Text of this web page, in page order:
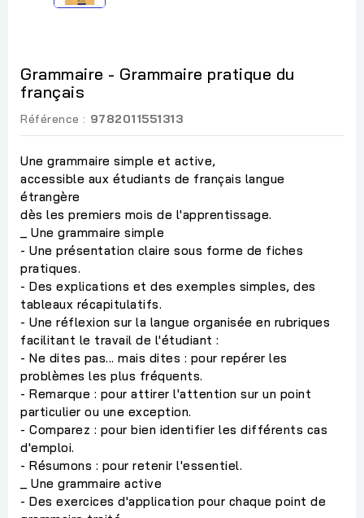
Grammaire - Grammaire pratique du
français
Référence : 9782011551313
Une grammaire simple et active,
accessible aux étudiants de français langue
étrangère
dès les premiers mois de l'apprentissage.
_ Une grammaire simple
- Une présentation claire sous forme de fiches
pratiques.
- Des explications et des exemples simples, des
tableaux récapitulatifs.
- Une réflexion sur la langue organisée en rubriques
facilitant le travail de l'étudiant :
- Ne dites pas... mais dites : pour repérer les
problèmes les plus fréquents.
- Remarque : pour attirer l'attention sur un point
particulier ou une exception.
- Comparez : pour bien identifier les différents cas
d'emploi.
- Résumons : pour retenir l'essentiel.
_ Une grammaire active
- Des exercices d'application pour chaque point de